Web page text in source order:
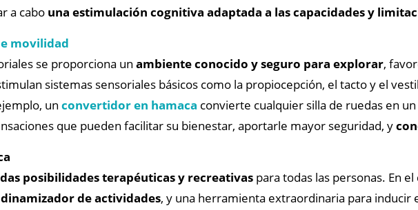
a cabo una estimulación cognitiva adaptada a las capacidades y
movilidad
se proporciona un ambiente conocido y seguro para explorar,
sistemas sensoriales básicos como la propiocepción, el tacto y el
un convertidor en hamaca convierte cualquier silla de ruedas en
que pueden facilitar su bienestar, aportarle mayor seguridad, y
posibilidades terapéuticas y recreativas para todas las personas. En
de actividades, y una herramienta extraordinaria para inducir